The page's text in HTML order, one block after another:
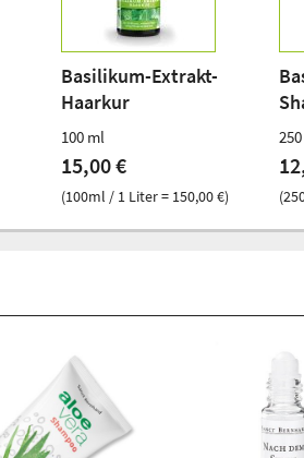
Basilikum-Extrakt-
Haarkur
100 ml
15,00 €
(100ml / 1 Liter = 150,00 €)